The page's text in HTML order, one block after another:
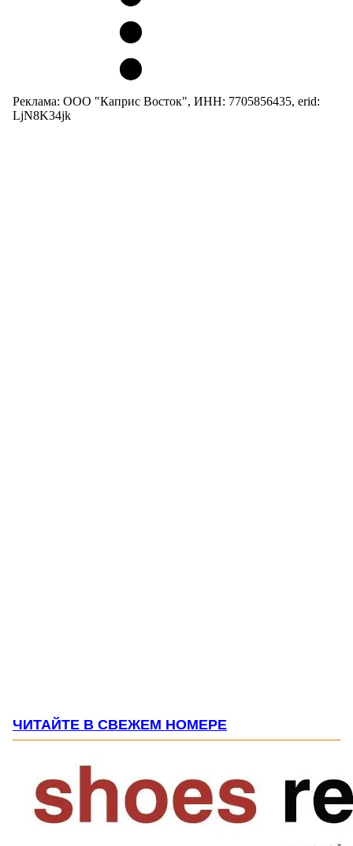
Реклама: ООО "Каприс Восток", ИНН: 7705856435, erid:
LjN8K34jk
ЧИТАЙТЕ В СВЕЖЕМ НОМЕРЕ